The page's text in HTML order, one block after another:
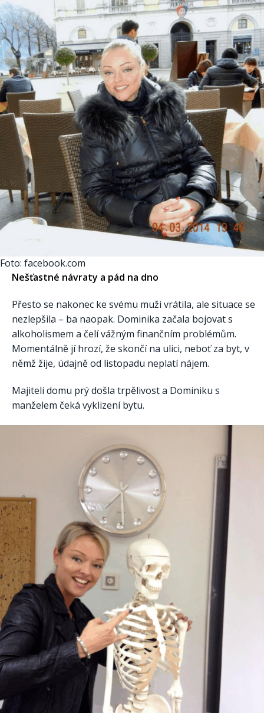
Foto: facebook.com
Nešťastné návraty a pád na dno
Přesto se nakonec ke svému muži vrátila, ale situace se
nezlepšila – ba naopak. Dominika začala bojovat s
alkoholismem a čelí vážným finančním problémům.
Momentálně jí hrozí, že skončí na ulici, neboť za byt, v
němž žije, údajně od listopadu neplatí nájem.
Majiteli domu prý došla trpělivost a Dominiku s
manželem čeká vyklizení bytu.